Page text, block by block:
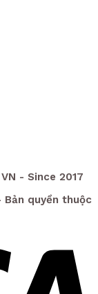
- Since 2017
quyền thuộc